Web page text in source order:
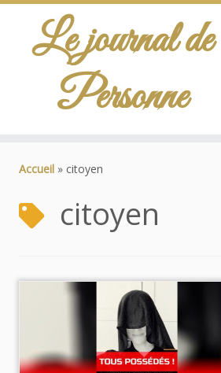
Le journal de
Personne
Accueil » citoyen
citoyen